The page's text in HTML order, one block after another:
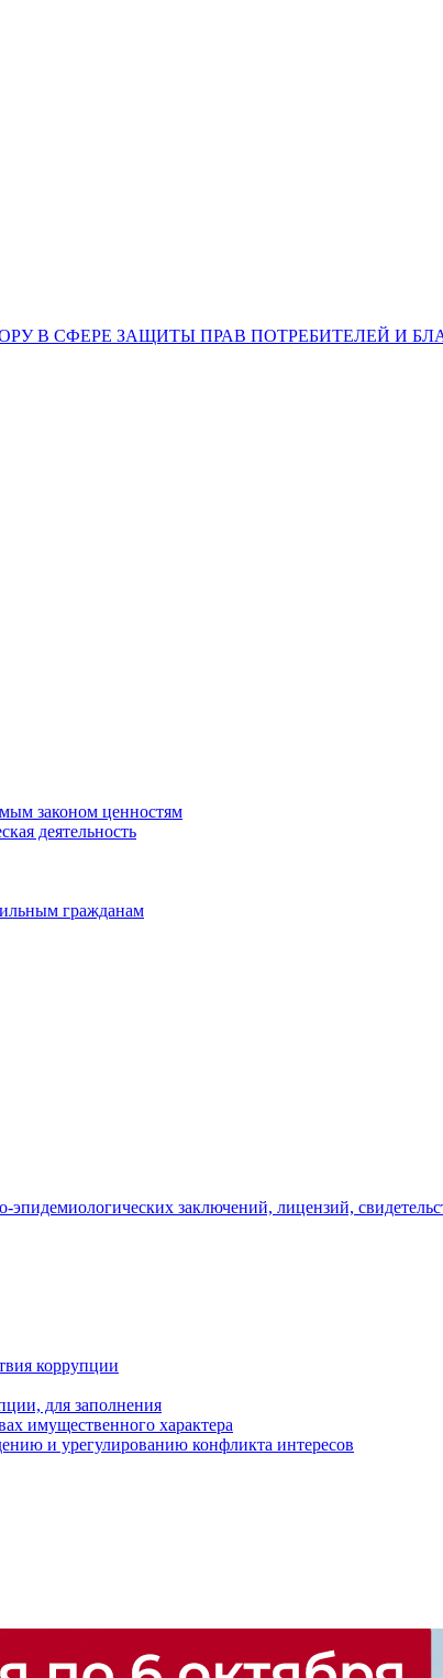
В СФЕРЕ ЗАЩИТЫ ПРАВ ПОТРЕБИТЕЛЕЙ И
законом ценностям
деятельность
гражданам
заключений, лицензий,
коррупции
для заполнения
имущественного характера
и урегулированию конфликта интересов